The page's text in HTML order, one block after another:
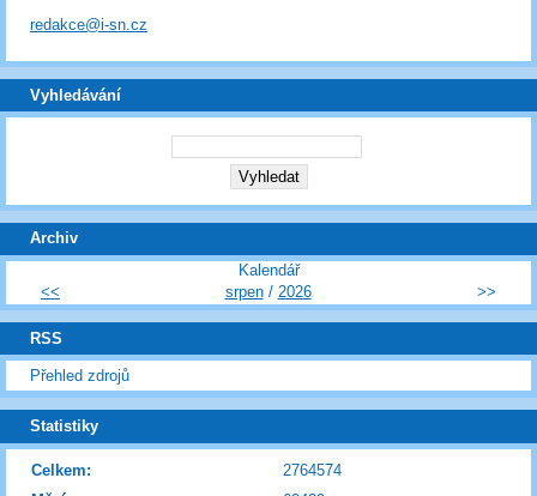
redakce@i-sn.cz
Vyhledávání
Archiv
Kalendář
<<
srpen/ 2026 >>
RSS
Přehled zdrojů
Statistiky
Celkem:
2764574